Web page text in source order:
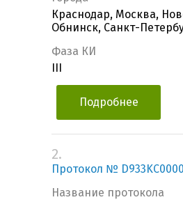
Краснодар, Москва,
Обнинск, Санкт-
Фаза КИ
Подробнее
2.
Протокол №
Название протокола